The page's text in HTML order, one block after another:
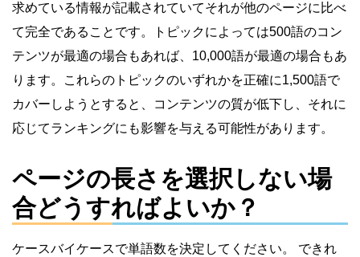
求めている情報が記載されていてそれが他のページに比べ
て完全であることです。トピックによっては500語のコン
テンツが最適の場合もあれば、10,000語が最適の場合もあ
ります。これらのトピックのいずれかを正確に1,500語で
カバーしようとすると、コンテンツの質が低下し、それに
応じてランキングにも影響を与える可能性があります。
ページの長さを選択しない場
合どうすればよいか？
ケースバイケースで単語数を決定してください。 できれ